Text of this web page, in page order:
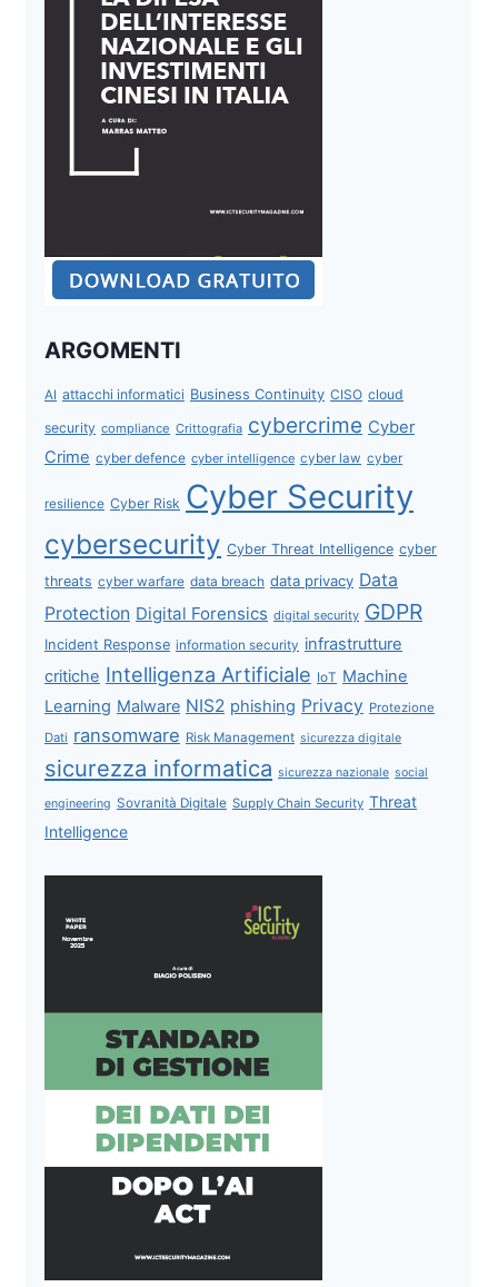
ARGOMENTI
AI attacchi informatici Business Continuity CISO cloud
security compliance Crittografia cybercrime Cyber
Crime cyber defence cyber intelligence cyber law cyber
resilience Cyber Risk Cyber Security
cybersecurity Cyber Threat Intelligence cyber
threats cyber warfare data breach data privacy Data
Protection Digital Forensics digital security GDPR
Incident Response information security infrastrutture
critiche Intelligenza Artificiale IoT Machine
Learning Malware NIS2 phishing Privacy Protezione
Dati ransomware Risk Management sicurezza digitale
sicurezza informatica sicurezza nazionale social
engineering Sovranità Digitale Supply Chain Security Threat
Intelligence